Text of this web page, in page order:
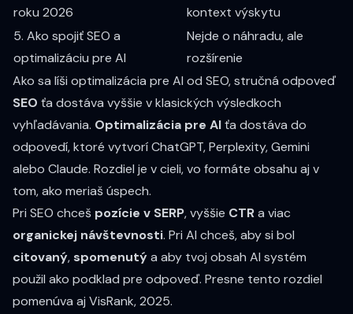
roku 2026
kontext výskytu
5. Ako spojiť SEO a
optimalizáciu pre AI
Nejde o náhradu, ale
rozšírenie
Ako sa líši optimalizácia pre AI od SEO, stručná odpoveď
SEO ťa dostáva vyššie v klasických výsledkoch
vyhľadávania. Optimalizácia pre AIťa dostáva do
odpovedí, ktoré vytvorí ChatGPT, Perplexity, Gemini
alebo Claude. Rozdiel je v cieli, vo formáte obsahu aj v
tom, ako meriaš úspech.
Pri SEO chceš pozície v SERP, vyššie CTRa viac
organickej návštevnosti. Pri AI chceš, aby si bol
citovaný, spomenutýa aby tvoj obsah AI systém
použil ako podklad pre odpoveď. Presne tento rozdiel
pomenúva aj VisRank, 2025.